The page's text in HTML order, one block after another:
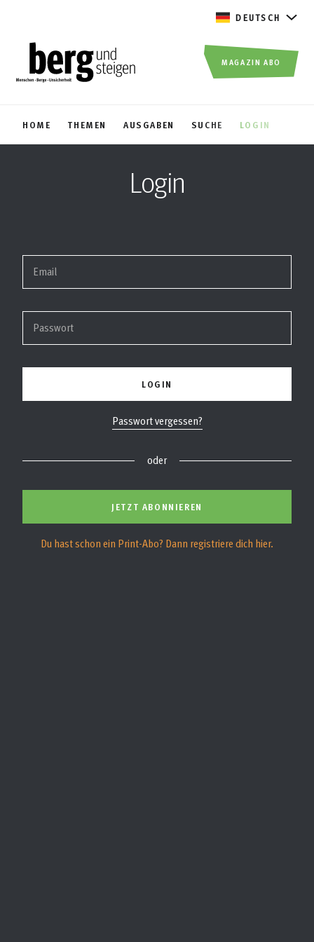
DEUTSCH
HOME THEMEN AUSGABEN SUCHE LOGIN
MAGAZIN ABO
Login
Email
Passwort
LOGIN
Passwort vergessen?
oder
JETZT ABONNIEREN
Du hast schon ein Print-Abo? Dann registriere dich hier.